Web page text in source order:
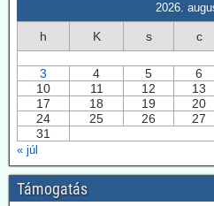
2026.07.28. EIKE: Az USA
fokozza a geotermiában
kiaknázását
Az USA képviselőháza törvény
kiaknázásának felgyorsítására.
összesen 29 TWh energiát nyertek
hatósági úton kívánja a kiaknázást
2026.07.22.
visszakozik klímavédelmi
2026.
h K s c
3
4 5 6
10
11 12 13
17
18 19 20
24
25 26 27
31
« júl
Támogatás